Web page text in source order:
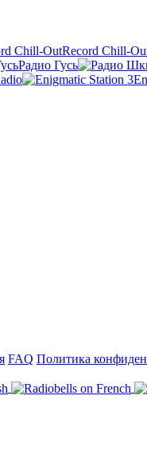
Record Chill-
Радио Гусь
FAQ Политика